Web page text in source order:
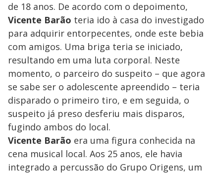
de 18 anos. De acordo com o depoimento,
Vicente Barão teria ido à casa do investigado
para adquirir entorpecentes, onde este bebia
com amigos. Uma briga teria se iniciado,
resultando em uma luta corporal. Neste
momento, o parceiro do suspeito – que agora
se sabe ser o adolescente apreendido – teria
disparado o primeiro tiro, e em seguida, o
suspeito já preso desferiu mais disparos,
fugindo ambos do local.
Vicente Barão era uma figura conhecida na
cena musical local. Aos 25 anos, ele havia
integrado a percussão do Grupo Origens, um